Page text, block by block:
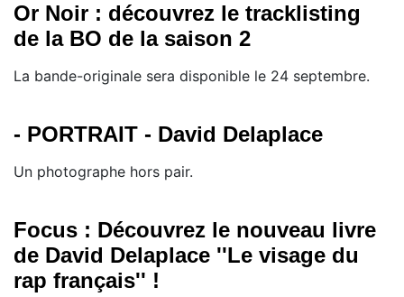
Or Noir : découvrez le tracklisting
de la BO de la saison 2
La bande-originale sera disponible le 24 septembre.
- PORTRAIT - David Delaplace
Un photographe hors pair.
Focus : Découvrez le nouveau livre
de David Delaplace ''Le visage du
rap français'' !